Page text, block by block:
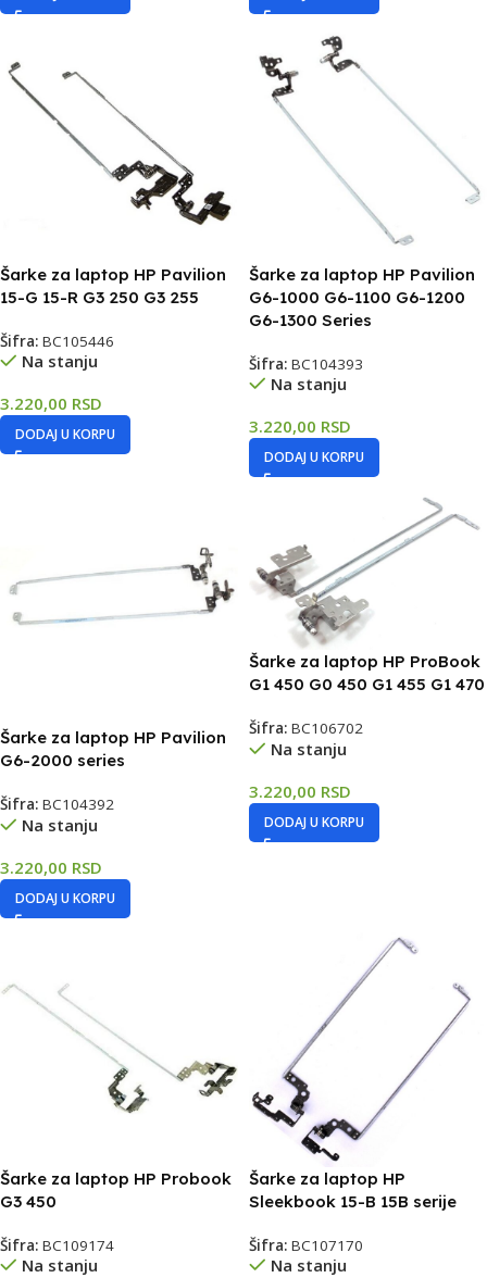
Šarke za laptop HP Pavilion
15-G 15-R G3 250 G3 255
Šifra: BC105446
Na stanju
3.220,00 RSD
DODAJ U KORPU
Šarke za laptop HP Pavilion
G6-1000 G6-1100 G6-1200
G6-1300 Series
Šifra: BC104393
Na stanju
3.220,00 RSD
DODAJ U KORPU
Šarke za laptop HP Pavilion
G6-2000 series
Šifra: BC104392
Na stanju
3.220,00 RSD
DODAJ U KORPU
Šarke za laptop HP ProBook
G1 450 G0 450 G1 455 G1 470
Šifra: BC106702
Na stanju
3.220,00 RSD
DODAJ U KORPU
Šarke za laptop HP Probook
G3 450
Šifra: BC109174
Na stanju
Šarke za laptop HP
Sleekbook 15-B 15B serije
Šifra: BC107170
Na stanju